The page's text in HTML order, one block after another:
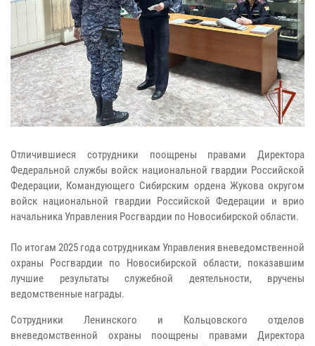
Отличившиеся сотрудники поощрены правами Директора
Федеральной службы войск национальной гвардии Российской
Федерации, Командующего Сибирским ордена Жукова округом
войск национальной гвардии Российской Федерации и врио
начальника Управления Росгвардии по Новосибирской области.
По итогам 2025 года сотрудникам Управления вневедомственной
охраны Росгвардии по Новосибирской области, показавшим
лучшие результаты служебной деятельности, вручены
ведомственные награды.
Сотрудники Ленинского и Кольцовского отделов
вневедомственной охраны поощрены правами Директора